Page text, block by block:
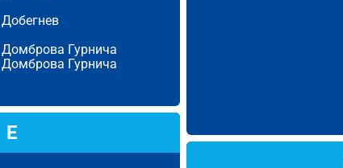
Добегнев
Домброва Гурнича
Домброва Гурнича
Е